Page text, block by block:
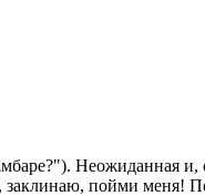
Неожиданная и,
пойми меня!